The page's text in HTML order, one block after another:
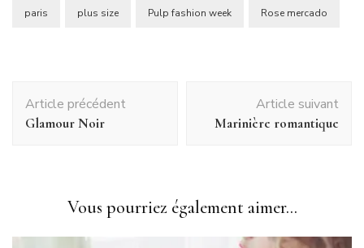
paris plus size Pulp fashion week Rose mercado
d'article
Article précédent
Glamour Noir
Article suivant
Marinière romantique
Vous pourriez également aimer...